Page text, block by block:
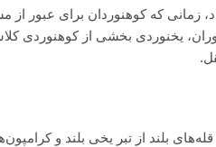
که کوهنوردان برای عبور از
یخنوردی بخشی از کوهنوردی